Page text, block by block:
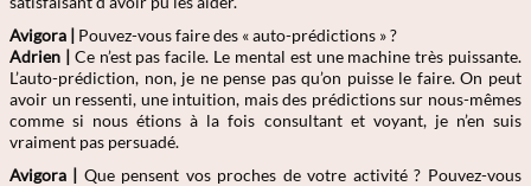
Avigora | Pouvez-vous faire des « auto-prédictions » ?
Adrien | Ce n’est pas facile. Le mental est une machine très puissante.
L’auto-prédiction, non, je ne pense pas qu’on puisse le faire. On peut
avoir un ressenti, une intuition, mais des prédictions sur nous-mêmes
comme si nous étions à la fois consultant et voyant, je n’en suis
vraiment pas persuadé.
Avigora | Que pensent vos proches de votre activité ? Pouvez-vous